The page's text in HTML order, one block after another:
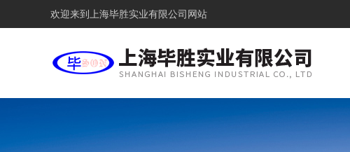
欢迎来到 上海毕胜实业有限公司网站